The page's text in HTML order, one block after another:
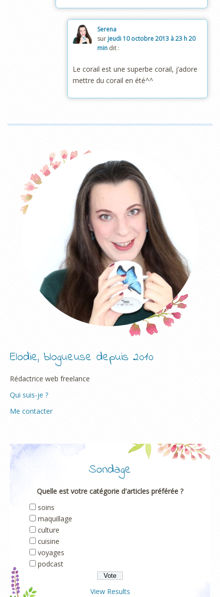
Serena
sur jeudi 10 octobre 2013 à 23 h 20
min dit :
Le corail est une superbe corail, j’adore
mettre du corail en été^^
Elodie, blogueuse depuis 2010
Rédactrice web freelance
Qui suis-je ?
Me contacter
Sondage
Quelle est votre catégorie d'articles préférée ?
soins
maquillage
culture
cuisine
voyages
podcast
View Results